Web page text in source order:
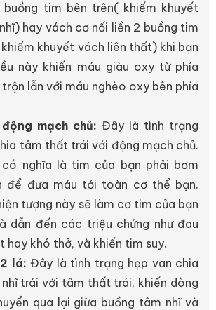
buồng tim bên trên( khiếm khuyết
hay vách cơ nối liền 2 buồng tim
khuyết vách liên thất) khi bạn
này khiến máu giàu oxy từ phía
lẫn với máu nghèo oxy bên phía
mạch chủ: Đây là tình trạng
tâm thất trái với động mạch chủ.
nghĩa là tim của bạn phải bơm
để đưa máu tới toàn cơ thể bạn.
tượng này sẽ làm cơ tim của bạn
dẫn đến các triệu chứng như đau
hay khó thở, và khiến tim suy.
lá: Đây là tình trạng hẹp van chia
trái với tâm thất trái, khiến dòng
qua lại giữa buồng tâm nhĩ và